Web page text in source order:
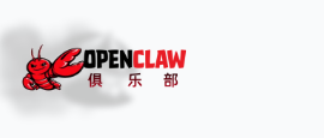
🙌
🐟
🏖️